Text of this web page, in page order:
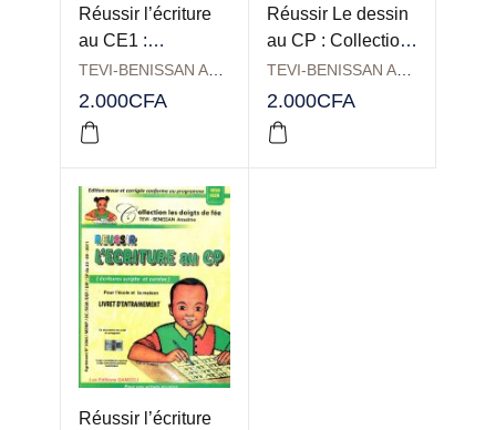
Réussir l’écriture
au CE1 :
Collection les
doigts de fée
TEVI-BENISSAN Anselme
2.000CFA
Réussir Le dessin
au CP : Collection
les doigts de féeTEVI-BENISSAN Anselme
2.000CFA
Réussir l’écriture